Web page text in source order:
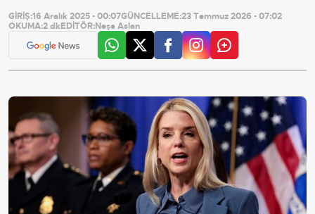
GİRİŞ:16 Aralık 2025 - 00:07GÜNCELLEME:23 Temmuz 2026 - 07:02
OKUMA:2 dkEDİTÖR:Neşe Aslan